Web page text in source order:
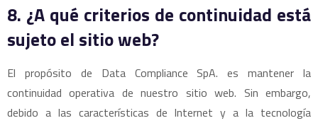
8. ¿A qué criterios de continuidad está
sujeto el sitio web?
El propósito de Data Compliance SpA. es mantener la
continuidad operativa de nuestro sitio web. Sin embargo,
debido a las características de Internet y a la tecnología